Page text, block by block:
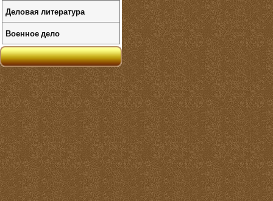
Деловая литература
Военное дело